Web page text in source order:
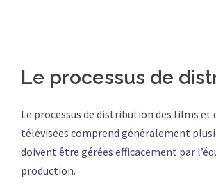
Le processus de
Le processus de distribution des films et
télévisées comprend généralement
doivent être gérées efficacement par
production.